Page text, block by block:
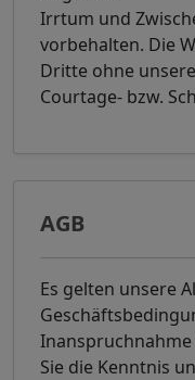
Irrtum und
vorbehalten. Die
Dritte ohne
Courtage- bzw.
AGB
Es gelten unsere
Sie die Kenntnis